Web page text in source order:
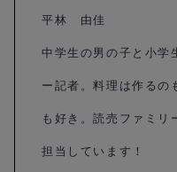
平林 由佳
中学生の男の子と小学
ー記者。料理は作るの
も好き。読売ファミリ
担当しています！